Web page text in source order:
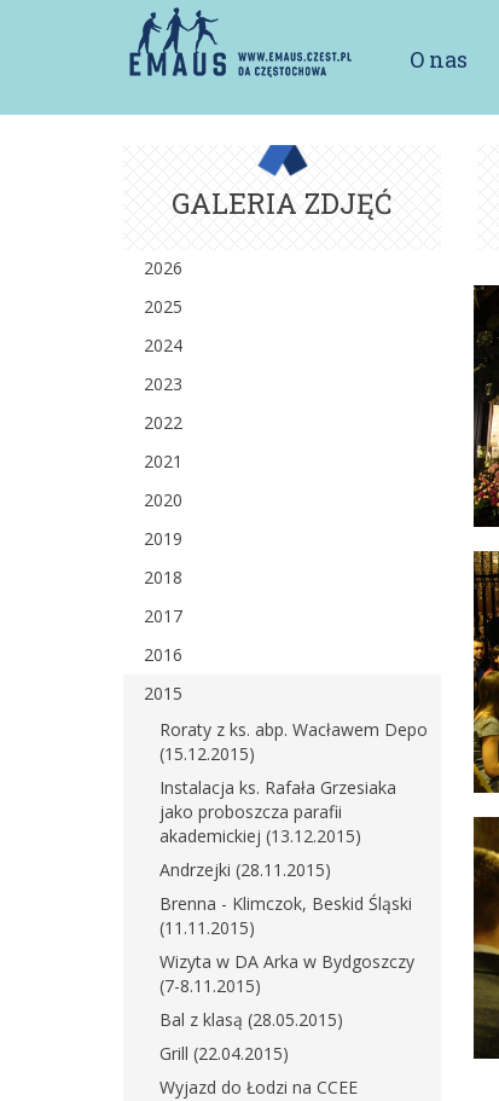
O nas
GALERIA ZDJĘĆ
2026
2025
2024
2023
2022
2021
2020
2019
2018
2017
2016
2015
Roraty z ks. abp. Wacławem Depo
(15.12.2015)
Instalacja ks. Rafała Grzesiaka
jako proboszcza parafii
akademickiej (13.12.2015)
Andrzejki (28.11.2015)
Brenna - Klimczok, Beskid Śląski
(11.11.2015)
Wizyta w DA Arka w Bydgoszczy
(7-8.11.2015)
Bal z klasą (28.05.2015)
Grill (22.04.2015)
Wyjazd do Łodzi na CCEE